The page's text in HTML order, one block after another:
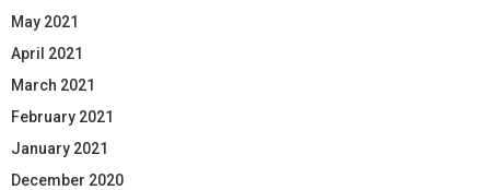
May 2021
April 2021
March 2021
February 2021
January 2021
December 2020